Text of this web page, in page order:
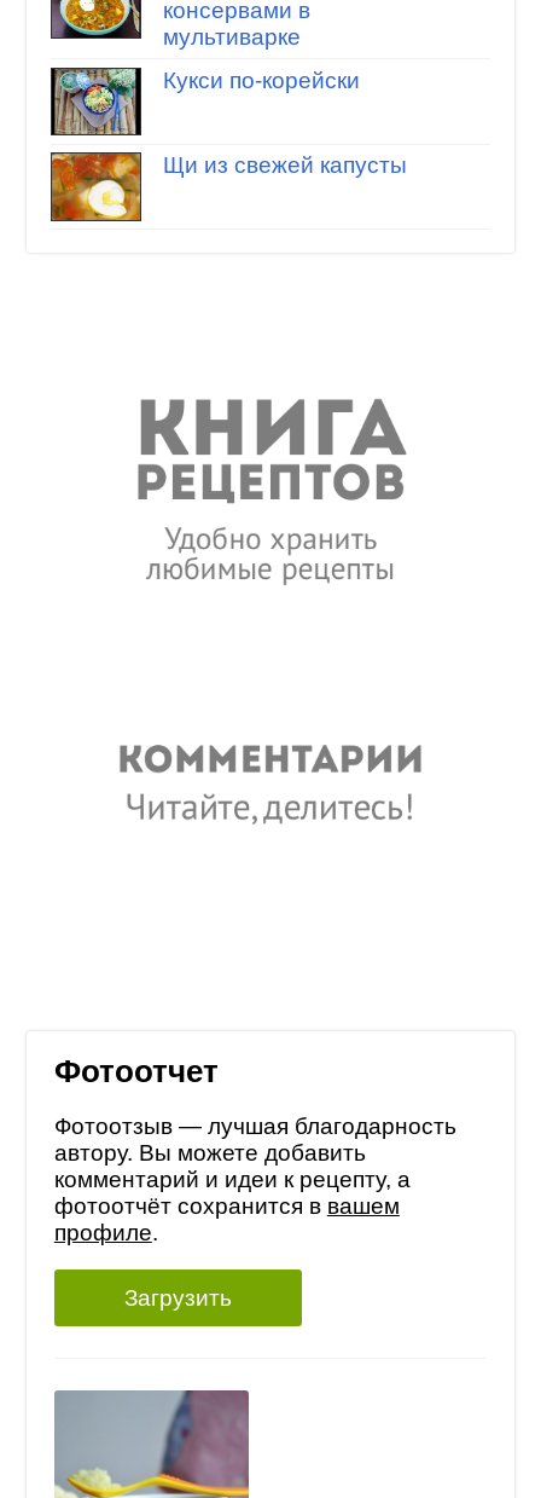
консервами в
мультиварке
Кукси по-корейски
Щи из свежей капусты
Фотоотчет
Фотоотзыв — лучшая благодарность
автору. Вы можете добавить
комментарий и идеи к рецепту, а
фотоотчёт сохранится в вашем
профиле.
Загрузить